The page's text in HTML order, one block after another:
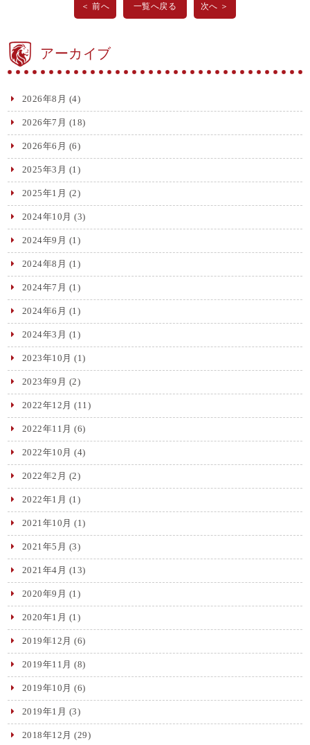
＜ 前へ 一覧へ戻る 次へ ＞
アーカイブ
2026年8月 (4)
2026年7月 (18)
2026年6月 (6)
2025年3月 (1)
2025年1月 (2)
2024年10月 (3)
2024年9月 (1)
2024年8月 (1)
2024年7月 (1)
2024年6月 (1)
2024年3月 (1)
2023年10月 (1)
2023年9月 (2)
2022年12月 (11)
2022年11月 (6)
2022年10月 (4)
2022年2月 (2)
2022年1月 (1)
2021年10月 (1)
2021年5月 (3)
2021年4月 (13)
2020年9月 (1)
2020年1月 (1)
2019年12月 (6)
2019年11月 (8)
2019年10月 (6)
2019年1月 (3)
2018年12月 (29)